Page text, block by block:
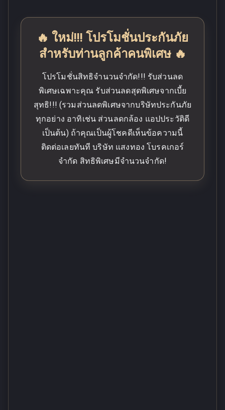
🔥 ใหม่!!! โปรโมชั่นประกันภัย
สำหรับท่านลูกค้าคนพิเศษ 🔥
โปรโมชั่นสิทธิจำนวนจำกัด!!! รับส่วนลด
พิเศษเฉพาะคุณ รับส่วนลดสุดพิเศษจากเบี้ย
สุทธิ!!! (รวมส่วนลดพิเศษจากบริษัทประกันภัย
ทุกอย่าง อาทิเช่น ส่วนลดกล้อง แอปประวัติดี
เป็นต้น) ถ้าคุณเป็นผู้โชคดีเห็นข้อความนี้
ติดต่อเลยทันที บริษัท แสงทอง โบรคเกอร์
จำกัด สิทธิพิเศษมีจำนวนจำกัด!